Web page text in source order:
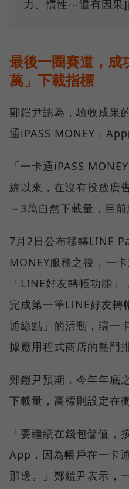
力、慣性⋯還有因果
最後一圈賽道，
萬」下載指標
鄭鎧尹認為，驗收成果
通iPASS MONEY」App
「一卡通iPASS
線以來，在沒有投放廣
～3萬自然下載量，目
7月2日公布移轉LINE
MONEY服務之後，一
「LINE好友轉帳功能
完成第一筆LINE好友轉
通綠點」的活動，讓一
據應用程式商店的熱門
鄭鎧尹預期，今年年底
下載量，高標則設定在
「要繼續在錢包儲值，
App，因為帳戶在一卡
那邊。」鄭鎧尹表示，